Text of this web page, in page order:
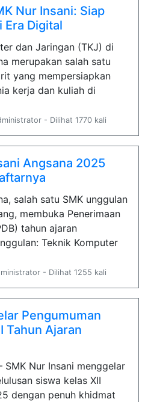
Nur Insani: Siap
Era Digital
dan Jaringan (TKJ) di
merupakan salah satu
yang mempersiapkan
kerja dan kuliah di
- Dilihat 1770 kali
Angsana 2025
salah satu SMK unggulan
membuka Penerimaan
tahun ajaran
Teknik Komputer
- Dilihat 1255 kali
Pengumuman
Tahun Ajaran
SMK Nur Insani menggelar
siswa kelas XII
dengan penuh khidmat